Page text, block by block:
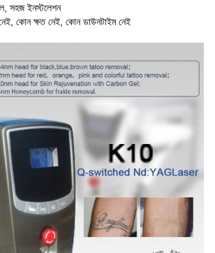
সহজ ইনস্টলেশন
কোন ক্ষত নেই, কোন ডাউনটাইম নেই